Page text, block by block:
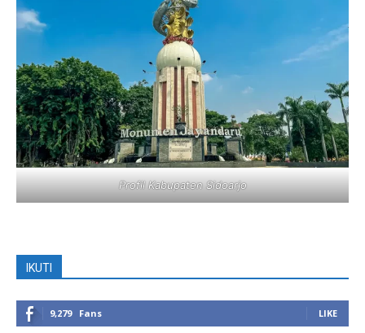
Profil Kabupaten Sidoarjo
IKUTI
9,279 Fans LIKE